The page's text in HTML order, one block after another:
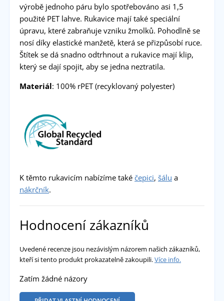
výrobě jednoho páru bylo spotřebováno asi 1,5
použité PET lahve. Rukavice mají také speciální
úpravu, které zabraňuje vzniku žmolků. Pohodlně se
nosí díky elastické manžetě, která se přizpůsobí ruce.
Štítek se dá snadno odtrhnout a rukavice mají klip,
který se dají spojit, aby se jedna neztratila.
Materiál: 100% rPET (recyklovaný polyester)
K těmto rukavicím nabízíme také čepici, šálu a
nákrčník.
Hodnocení zákazníků
Uvedené recenze jsou nezávislým názorem našich zákazníků,
kteří si tento produkt prokazatelně zakoupili.Více info.
Zatím žádné názory